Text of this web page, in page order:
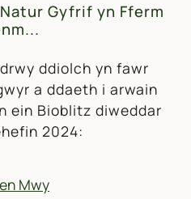
Gyfrif yn Fferm
ddiolch yn fawr
a ddaeth i arwain
ein Bioblitz diweddar
2024:
Mwy